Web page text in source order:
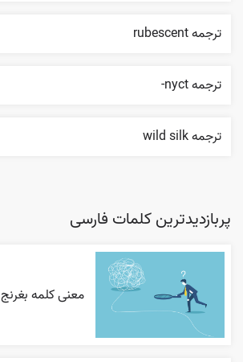
ترجمه rubescent
ترجمه nyct-
ترجمه wild silk
پربازدیدترین کلمات فارسی
معنی کلمه بغرنج